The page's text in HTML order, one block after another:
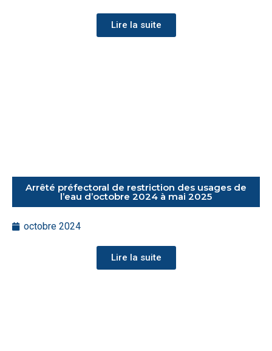
Lire la suite
Arrêté préfectoral de restriction des usages de
l’eau d’octobre 2024 à mai 2025
octobre 2024
Lire la suite